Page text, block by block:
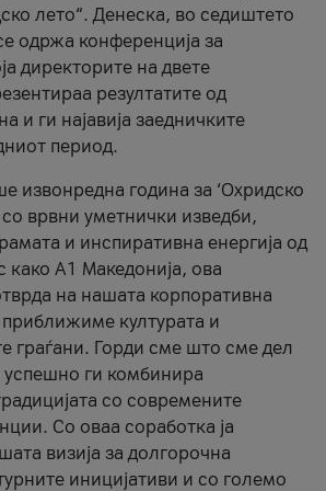
лето“. Денеска, во седиштето
одржа конференција за
директорите на двете
резултатите од
и ги најавија заедничките
период.
извонредна година за ‘Охридско
врвни уметнички изведби,
и инспиративна енергија од
како A1 Македонија, ова
на нашата корпоративна
приближиме културата и
граѓани. Горди сме што сме дел
ги комбинира
со современите
Со оваа соработка ја
визија за долгорочна
иницијативи и со големо